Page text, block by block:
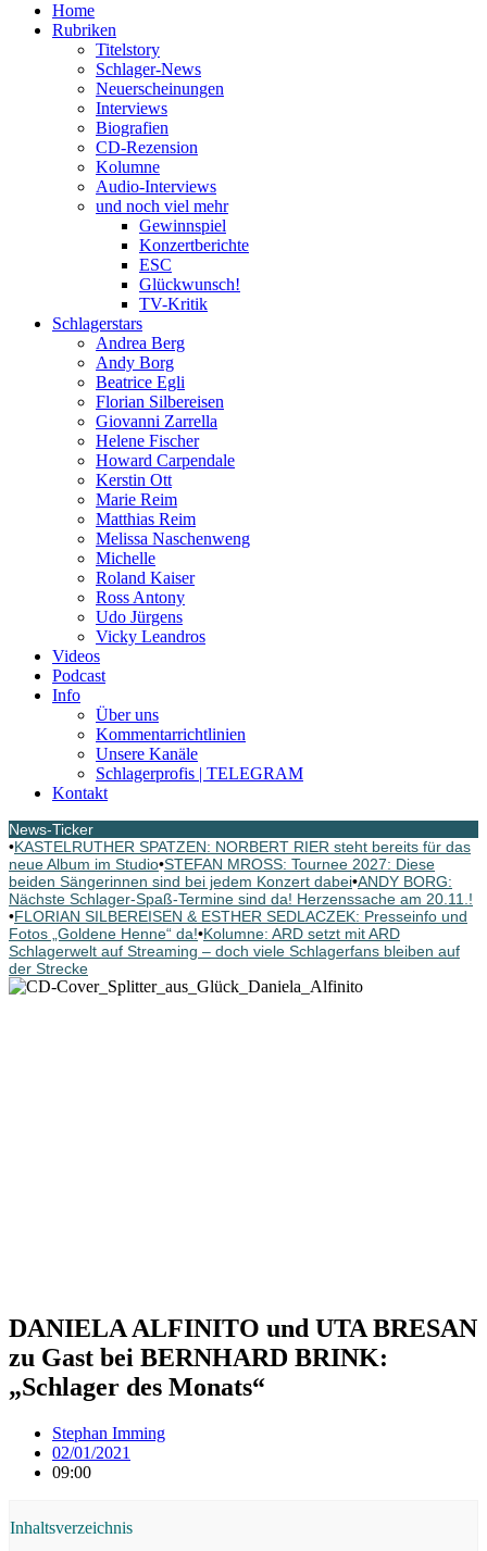
Home
Rubriken
Titelstory
Schlager-News
Neuerscheinungen
Interviews
Biografien
CD-Rezension
Kolumne
Audio-Interviews
und noch viel mehr
Gewinnspiel
Konzertberichte
ESC
Glückwunsch!
TV-Kritik
Schlagerstars
Andrea Berg
Andy Borg
Beatrice Egli
Florian Silbereisen
Giovanni Zarrella
Helene Fischer
Howard Carpendale
Kerstin Ott
Marie Reim
Matthias Reim
Melissa Naschenweng
Michelle
Roland Kaiser
Ross Antony
Udo Jürgens
Vicky Leandros
Videos
Podcast
Info
Über uns
Kommentarrichtlinien
Unsere Kanäle
Schlagerprofis | TELEGRAM
Kontakt
News-Ticker
•KASTELRUTHER SPATZEN: NORBERT RIER steht bereits für das
neue Album im Studio•STEFAN MROSS: Tournee 2027: Diese
beiden Sängerinnen sind bei jedem Konzert dabei•ANDY BORG:
Nächste Schlager-Spaß-Termine sind da! Herzenssache am 20.11.!
•FLORIAN SILBEREISEN & ESTHER SEDLACZEK: Presseinfo und
Fotos „Goldene Henne“ da!•Kolumne: ARD setzt mit ARD
Schlagerwelt auf Streaming – doch viele Schlagerfans bleiben auf
der Strecke
DANIELA ALFINITO und UTA BRESAN
zu Gast bei BERNHARD BRINK:
„Schlager des Monats“
Stephan Imming
02/01/2021
09:00
Inhaltsverzeichnis